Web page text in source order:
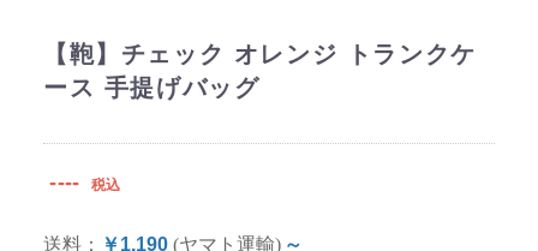
【鞄】チェック オレンジ トランクケ
ース 手提げバッグ
---- 税込
送料： ￥1,190 (ヤマト運輸) ～